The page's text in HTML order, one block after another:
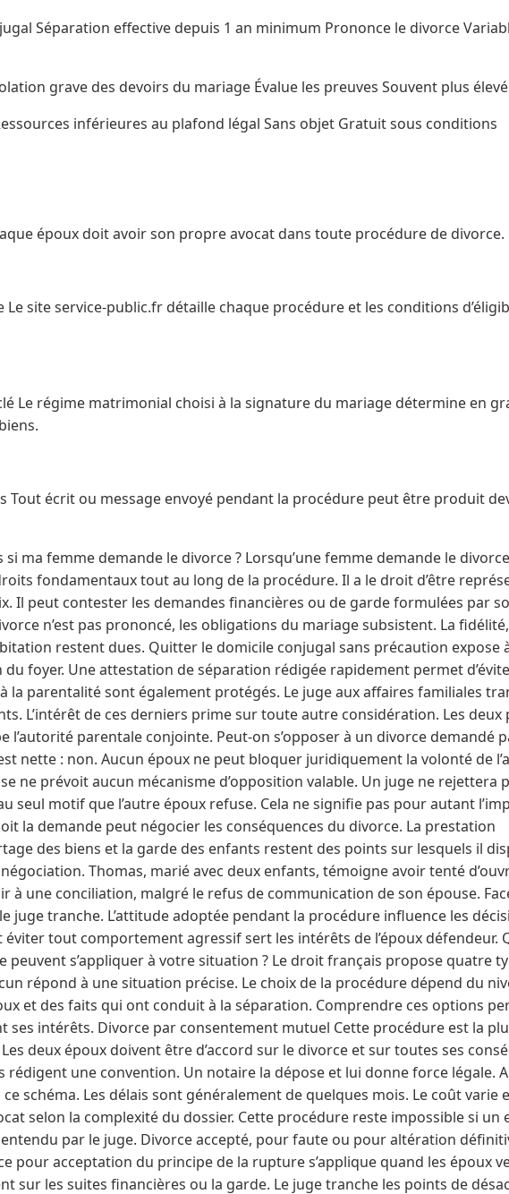
Séparation effective depuis 1 an minimum Prononce le divorce
grave des devoirs du mariage Évalue les preuves Souvent plus élevé
inférieures au plafond légal Sans objet Gratuit sous conditions
époux doit avoir son propre avocat dans toute procédure de divorce.
Le site service-public.fr détaille chaque procédure et les conditions
Le régime matrimonial choisi à la signature du mariage détermine en
Tout écrit ou message envoyé pendant la procédure peut être produit
ma femme demande le divorce ? Lorsqu’une femme demande le
fondamentaux tout au long de la procédure. Il a le droit d’être
Il peut contester les demandes financières ou de garde formulées par
n’est pas prononcé, les obligations du mariage subsistent. La fidélité,
restent dues. Quitter le domicile conjugal sans précaution expose
du foyer. Une attestation de séparation rédigée rapidement permet
la parentalité sont également protégés. Le juge aux affaires familiales
L’intérêt de ces derniers prime sur toute autre considération. Les deux
l’autorité parentale conjointe. Peut-on s’opposer à un divorce demandé
nette : non. Aucun époux ne peut bloquer juridiquement la volonté de
ne prévoit aucun mécanisme d’opposition valable. Un juge ne rejettera
seul motif que l’autre époux refuse. Cela ne signifie pas pour autant
la demande peut négocier les conséquences du divorce. La prestation
des biens et la garde des enfants restent des points sur lesquels il
Thomas, marié avec deux enfants, témoigne avoir tenté
à une conciliation, malgré le refus de communication de son épouse.
juge tranche. L’attitude adoptée pendant la procédure influence les
éviter tout comportement agressif sert les intérêts de l’époux défendeur.
peuvent s’appliquer à votre situation ? Le droit français propose quatre
répond à une situation précise. Le choix de la procédure dépend du
et des faits qui ont conduit à la séparation. Comprendre ces options
ses intérêts. Divorce par consentement mutuel Cette procédure est la
deux époux doivent être d’accord sur le divorce et sur toutes ses
rédigent une convention. Un notaire la dépose et lui donne force légale.
schéma. Les délais sont généralement de quelques mois. Le coût varie
selon la complexité du dossier. Cette procédure reste impossible si un
par le juge. Divorce accepté, pour faute ou pour altération
pour acceptation du principe de la rupture s’applique quand les époux
sur les suites financières ou la garde. Le juge tranche les points de